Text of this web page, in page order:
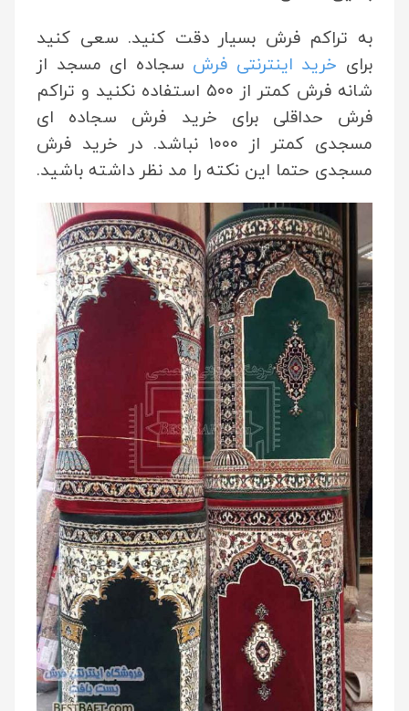
به تراکم فرش بسیار دقت کنید. سعی کنید
برای خرید اینترنتی فرش سجاده ای مسجد از
شانه فرش کمتر از ۵۰۰ استفاده نکنید و تراکم
فرش حداقلی برای خرید فرش سجاده ای
مسجدی کمتر از ۱۰۰۰ نباشد. در خرید فرش
مسجدی حتما این نکته را مد نظر داشته باشید.